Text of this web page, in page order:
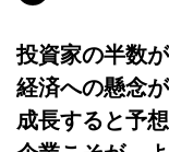
投資家の半数
経済への懸念
成長すると予